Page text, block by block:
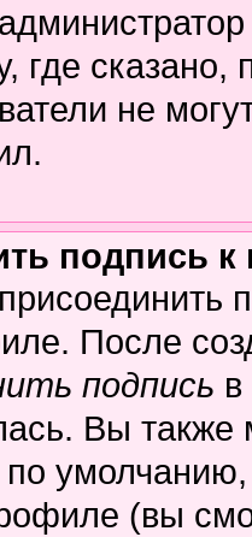
где
не
подпись
После
подпись
Вы также
(вы